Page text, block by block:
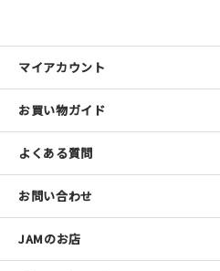
マイアカウント
お買い物ガイド
よくある質問
お問い合わせ
JAMのお店